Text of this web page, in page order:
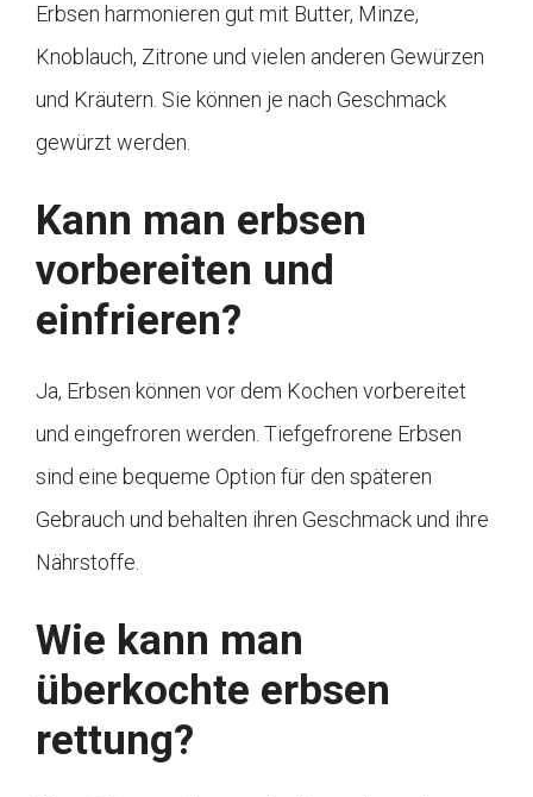
Erbsen harmonieren gut mit Butter, Minze,
Knoblauch, Zitrone und vielen anderen Gewürzen
und Kräutern. Sie können je nach Geschmack
gewürzt werden.
Kann man erbsen
vorbereiten und
einfrieren?
Ja, Erbsen können vor dem Kochen vorbereitet
und eingefroren werden. Tiefgefrorene Erbsen
sind eine bequeme Option für den späteren
Gebrauch und behalten ihren Geschmack und ihre
Nährstoffe.
Wie kann man
überkochte erbsen
rettung?